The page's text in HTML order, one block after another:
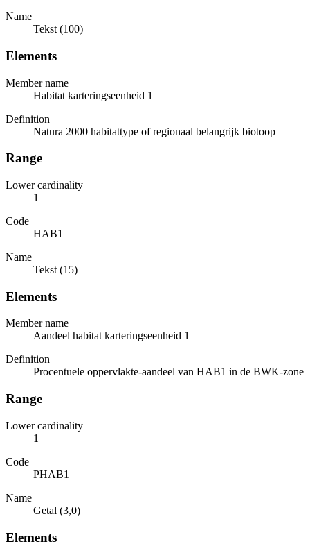
Name
Tekst (100)
Elements
Member name
Habitat karteringseenheid 1
Definition
Natura 2000 habitattype of regionaal belangrijk biotoop
Range
Lower cardinality
1
Code
HAB1
Name
Tekst (15)
Elements
Member name
Aandeel habitat karteringseenheid 1
Definition
Procentuele oppervlakte-aandeel van HAB1 in de BWK-zone
Range
Lower cardinality
1
Code
PHAB1
Name
Getal (3,0)
Elements